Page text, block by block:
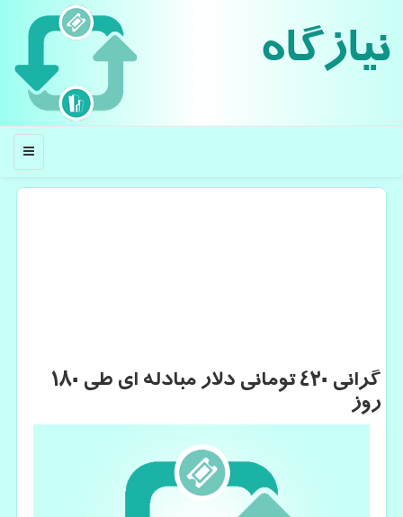
نیازگاه
منو
گرانی ۴۲۰ تومانی دلار مبادله ای طی ۱۸۰
روز